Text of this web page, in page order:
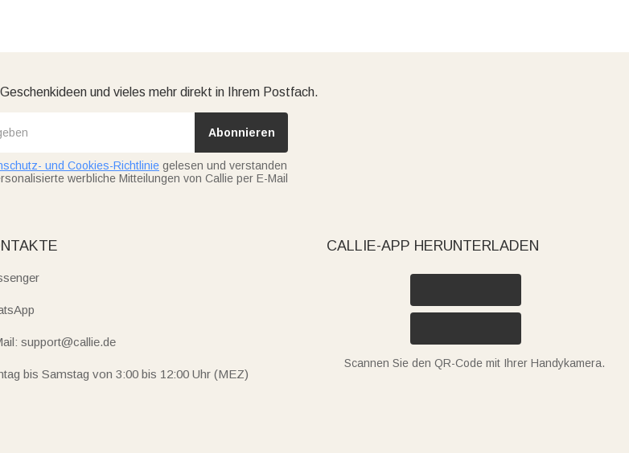
und vieles mehr direkt in Ihrem Postfach.
Abonnieren
und Cookies-Richtlinie gelesen und verstanden
werbliche Mitteilungen von Callie per E-Mail
support@callie.de
bis Samstag von 3:00 bis 12:00 Uhr (MEZ)
CALLIE-APP HERUNTERLADEN
Scannen Sie den QR-Code mit Ihrer Handykamera.